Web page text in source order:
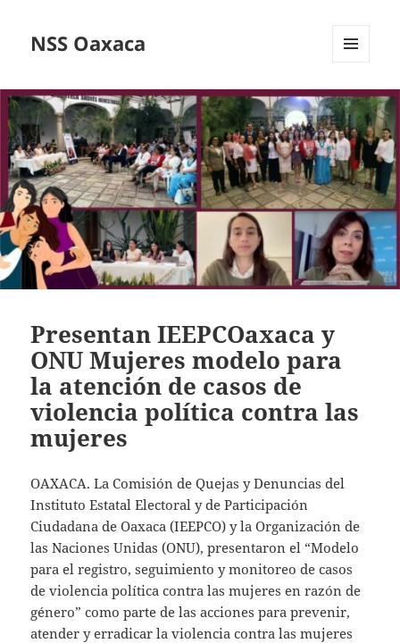
NSS Oaxaca
WIDGETS
Presentan IEEPCOaxaca y
ONU Mujeres modelo para
la atención de casos de
violencia política contra las
mujeres
OAXACA. La Comisión de Quejas y Denuncias del
Instituto Estatal Electoral y de Participación
Ciudadana de Oaxaca (IEEPCO) y la Organización de
las Naciones Unidas (ONU), presentaron el “Modelo
para el registro, seguimiento y monitoreo de casos
de violencia política contra las mujeres en razón de
género” como parte de las acciones para prevenir,
atender y erradicar la violencia contra las mujeres